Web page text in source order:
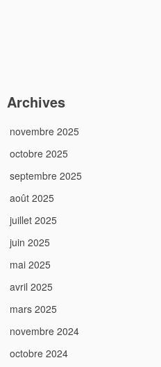
Archives
novembre 2025
octobre 2025
septembre 2025
août 2025
juillet 2025
juin 2025
mai 2025
avril 2025
mars 2025
novembre 2024
octobre 2024